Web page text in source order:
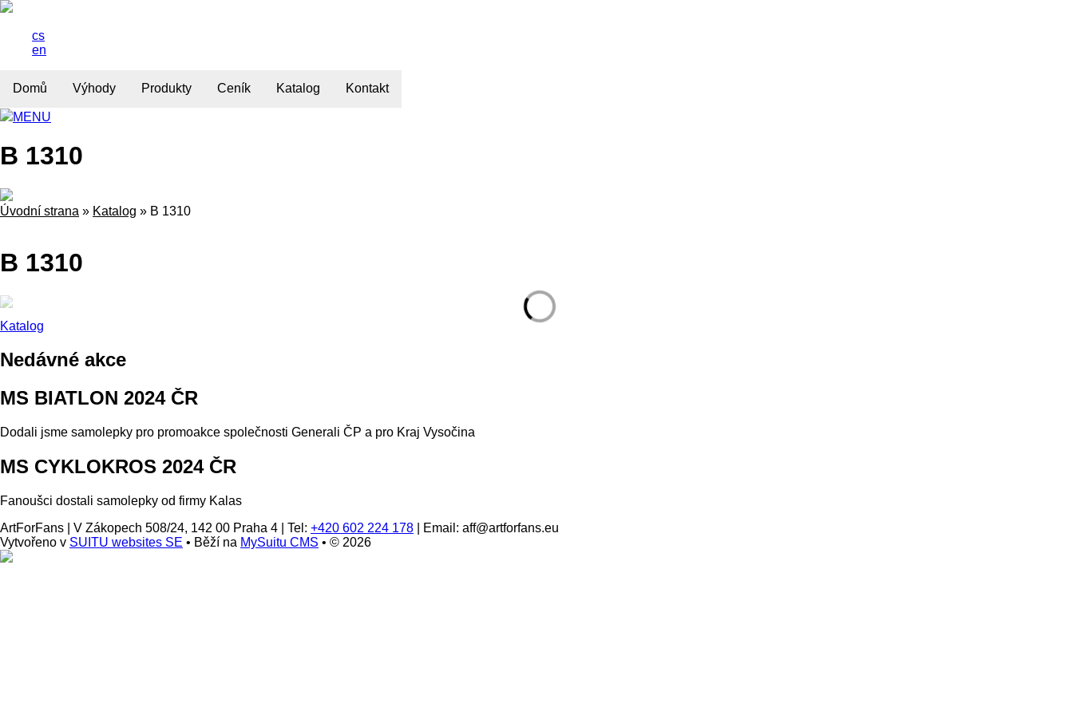
cs
en
Domů Výhody Produkty Ceník Katalog Kontakt
MENU
B 1310
Úvodní strana » Katalog » B 1310
B 1310
Katalog
Nedávné akce
MS BIATLON 2024 ČR
Dodali jsme samolepky pro promoakce společnosti Generali ČP a pro Kraj Vysočina
MS CYKLOKROS 2024 ČR
Fanoušci dostali samolepky od firmy Kalas
ArtForFans
V Zákopech 508/24, 142 00 Praha 4 Tel: +420 602 224 178
Email: aff@artforfans.eu
Vytvořeno v SUITU websites SE • Běží na MySuitu CMS • © 2026